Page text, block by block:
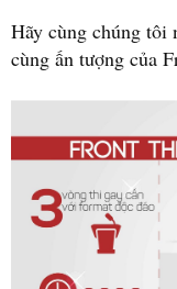
Hãy cùng chúng tôi
cùng ấn tượng của